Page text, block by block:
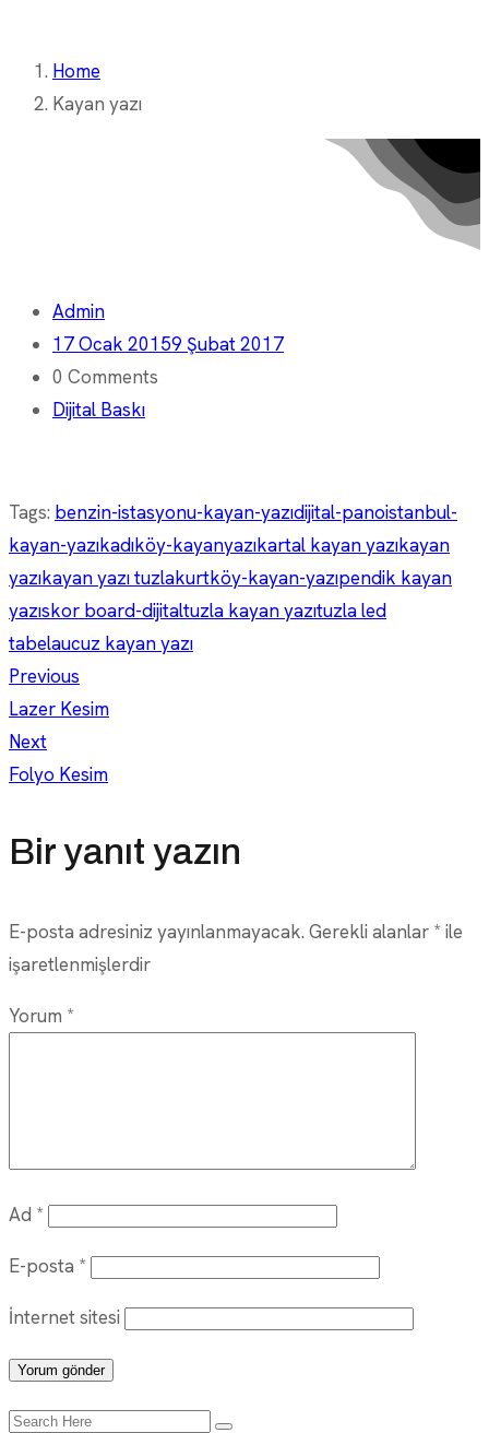
Home
Kayan yazı
Admin
17 Ocak 20159 Şubat 2017
0 Comments
Dijital Baskı
Tags: benzin-istasyonu-kayan-yazıdijital-panoistanbul-
kayan-yazıkadıköy-kayanyazıkartal kayan yazıkayan
yazıkayan yazı tuzlakurtköy-kayan-yazıpendik kayan
yazıskor board-dijitaltuzla kayan yazıtuzla led
tabelaucuz kayan yazı
Yazı
gezinmesi
Previous
Lazer Kesim
Next
Folyo Kesim
Bir yanıt yazın
E-posta adresiniz yayınlanmayacak. Gerekli alanlar * ile
işaretlenmişlerdir
Yorum *
Ad *
E-posta *
İnternet sitesi
Search